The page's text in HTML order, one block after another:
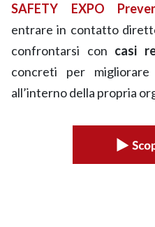
SAFETY EXPO
entrare in contatto
confrontarsi con casi
concreti per
all’interno della propria